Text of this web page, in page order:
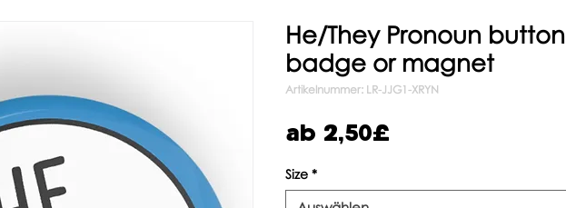
He/They Pronoun button
badge or magnet
Artikelnummer: LR-JJG1-XRYN
ab 2,50£
Size *